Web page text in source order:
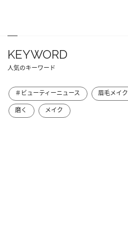
KEYWORD
人気のキーワード
＃ビューティーニュース 眉毛メイク
磨く
メイク